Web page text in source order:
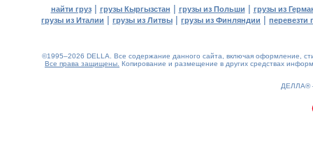
найти груз| грузы Кыргызстан | грузы из Польши | грузы из
грузы из Италии | грузы из Литвы | грузы из Финляндии | перевезти
©1995–2026 DELLA. Все содержание данного сайта, включая оформление,
Все права защищены. Копирование и размещение в других средствах